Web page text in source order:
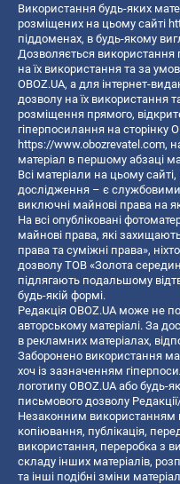
Використання будь-яких
розміщених на цьому сайті
піддоменах, в будь-якому
Дозволяється
на їх використання та за
OBOZ.UA, а для інтернет-
дозволу на їх використання
розміщення прямого,
гіперпосилання на сторінку
https://www.obozrevatel.com,
матеріал в першому абзаці
Всі матеріали на цьому сайті,
дослідження – є службовими
виключні майнові права на
На всі опубліковані
майнові права, які
права та суміжні права»,
дозволу ТОВ «Золота
підлягають подальшому
будь-якій формі.
Редакція OBOZ.UA може не
авторському матеріалі. За
в рекламних матеріалах,
Заборонено використання
хоч із зазначенням
логотипу OBOZ.UA або будь-
письмового дозволу
Незаконним використанням
копiювання, публiкацiя,
використання, переробка з
складу інших матеріалів,
та інші подібні зміни